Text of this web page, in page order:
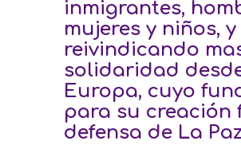
inmigrantes,
mujeres y niños, y
reivindicando
solidaridad
Europa, cuyo
para su creación
defensa de La